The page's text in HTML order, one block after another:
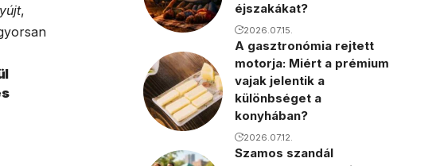
,
éjszakákat?
2026.07.15.
A gasztronómia rejtett
motorja: Miért a prémium
vajak jelentik a
különbséget a
konyhában?
2026.07.12.
Szamos szandál